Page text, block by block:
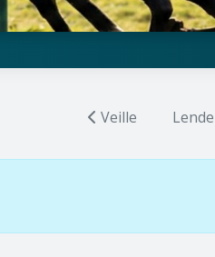
Veille